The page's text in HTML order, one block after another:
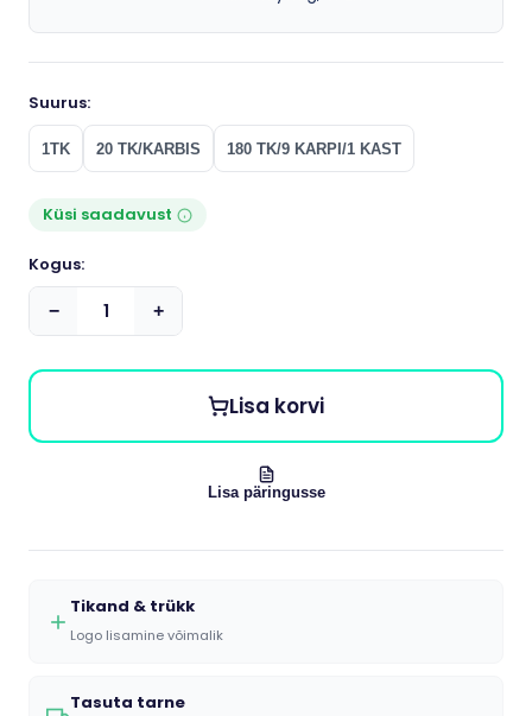
Suurus:
1TK 20 TK/KARBIS 180 TK/9 KARPI/1 KAST
Küsi saadavust
Kogus:
− +
Lisa korvi
Lisa päringusse
Tikand & trükk
Logo lisamine võimalik
Tasuta tarne